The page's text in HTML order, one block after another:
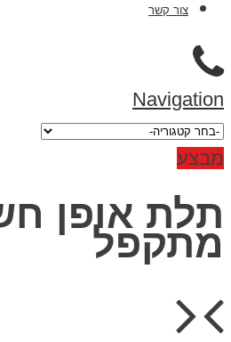
צור קשר
Navigation
מבצע
תלת אופן
מתקפל